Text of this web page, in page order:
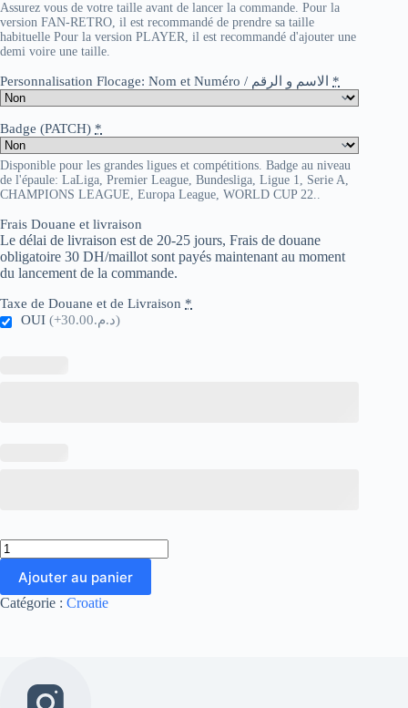
Assurez vous de votre taille avant de lancer la commande. Pour la
version FAN-RETRO, il est recommandé de prendre sa taille
habituelle Pour la version PLAYER, il est recommandé d'ajouter une
demi voire une taille.
Personnalisation Flocage: Nom et Numéro / الاسم و الرقم *
Badge (PATCH) *
Disponible pour les grandes ligues et compétitions. Badge au niveau
de l'épaule: LaLiga, Premier League, Bundesliga, Ligue 1, Serie A,
CHAMPIONS LEAGUE, Europa League, WORLD CUP 22..
Frais Douane et livraison
Le délai de livraison est de 20-25 jours, Frais de douane
obligatoire 30 DH/maillot sont payés maintenant au moment
du lancement de la commande.
Taxe de Douane et de Livraison *
OUI
(+د.م.30.00)
quantité
de
Croatia
Home
Ajouter au panier
Catégorie : Croatie